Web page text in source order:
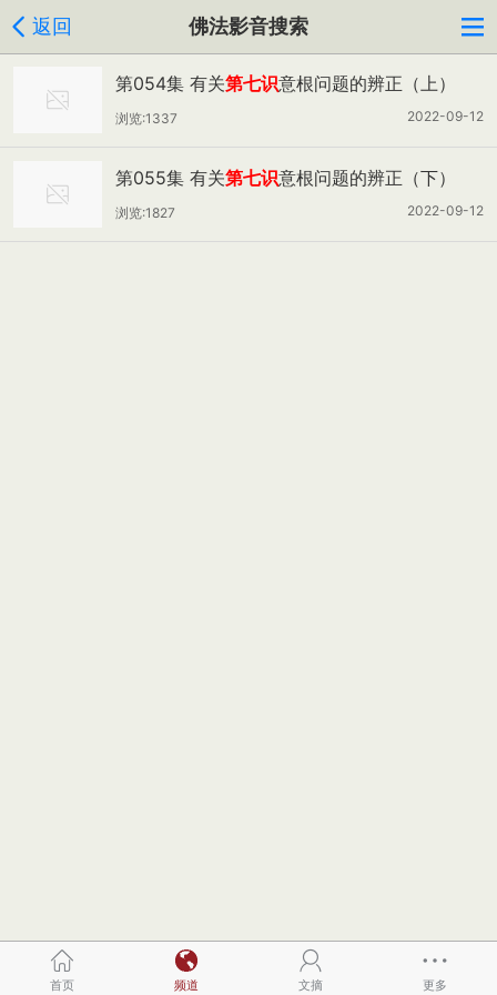
返回 佛法影音搜索
第054集 有关第七识意根问题的辨正（上）
2022-09-12
浏览:1337
第055集 有关第七识意根问题的辨正（下）
2022-09-12
浏览:1827
首页 频道 文摘 更多